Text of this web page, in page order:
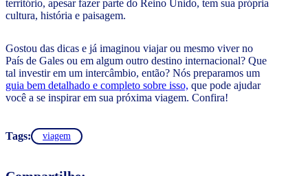
território, apesar fazer parte do Reino Unido, tem sua própria
cultura, história e paisagem.
Gostou das dicas e já imaginou viajar ou mesmo viver no
País de Gales ou em algum outro destino internacional? Que
tal investir em um intercâmbio, então? Nós preparamos um
guia bem detalhado e completo sobre isso, que pode ajudar
você a se inspirar em sua próxima viagem. Confira!
Tags: viagem